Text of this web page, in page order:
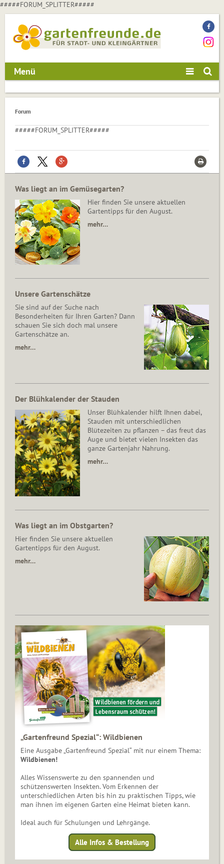
#####FORUM_SPLITTER#####
Menü
Forum
#####FORUM_SPLITTER#####
Was liegt an im Gemüsegarten?
Hier finden Sie unsere aktuellen
Gartentipps für den August.
mehr…
Unsere Gartenschätze
Sie sind auf der Suche nach
Besonderheiten für Ihren Garten? Dann
schauen Sie sich doch mal unsere
Gartenschätze an.
mehr…
Der Blühkalender der Stauden
Unser Blühkalender hilft Ihnen dabei,
Stauden mit unterschiedlichen
Blütezeiten zu pflanzen – das freut das
Auge und bietet vielen Insekten das
ganze Gartenjahr Nahrung.
mehr…
Was liegt an im Obstgarten?
Hier finden Sie unsere aktuellen
Gartentipps für den August.
mehr…
„Gartenfreund Spezial“: Wildbienen
Eine Ausgabe „Gartenfreund Spezial“ mit nur einem Thema:
Wildbienen!
Alles Wissenswerte zu den spannenden und
schützenswerten Insekten. Vom Erkennen der
unterschiedlichen Arten bis hin zu praktischen Tipps, wie
man ihnen im eigenen Garten eine Heimat bieten kann.
Ideal auch für Schulungen und Lehrgänge.
Alle Infos & Bestellung